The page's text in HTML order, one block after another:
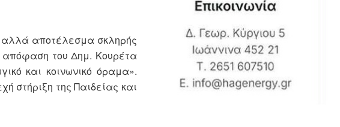
αλλά αποτέλεσμα σκληρής
απόφαση του Δημ. Κουρέτα
και κοινωνικό όραμα».
στήριξη της Παιδείας και